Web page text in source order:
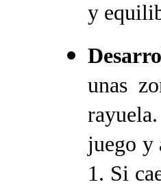
y
unas
rayuela.
juego y
1. Si